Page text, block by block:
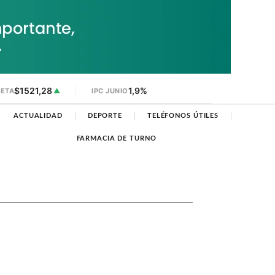
$1521,28 ▲ IPC JUNIO1,9%
ACTUALIDAD DEPORTE TELÉFONOS ÚTILES
FARMACIA DE TURNO